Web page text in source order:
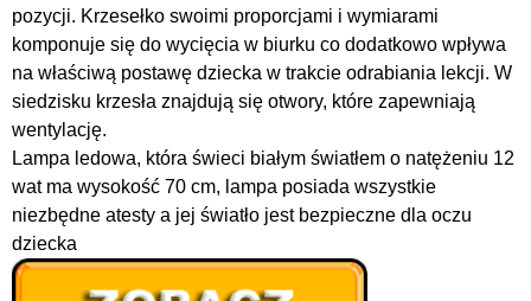
pozycji. Krzesełko swoimi proporcjami i wymiarami
komponuje się do wycięcia w biurku co dodatkowo wpływa
na właściwą postawę dziecka w trakcie odrabiania lekcji. W
siedzisku krzesła znajdują się otwory, które zapewniają
wentylację.
Lampa ledowa, która świeci białym światłem o natężeniu 12
wat ma wysokość 70 cm, lampa posiada wszystkie
niezbędne atesty a jej światło jest bezpieczne dla oczu
dziecka